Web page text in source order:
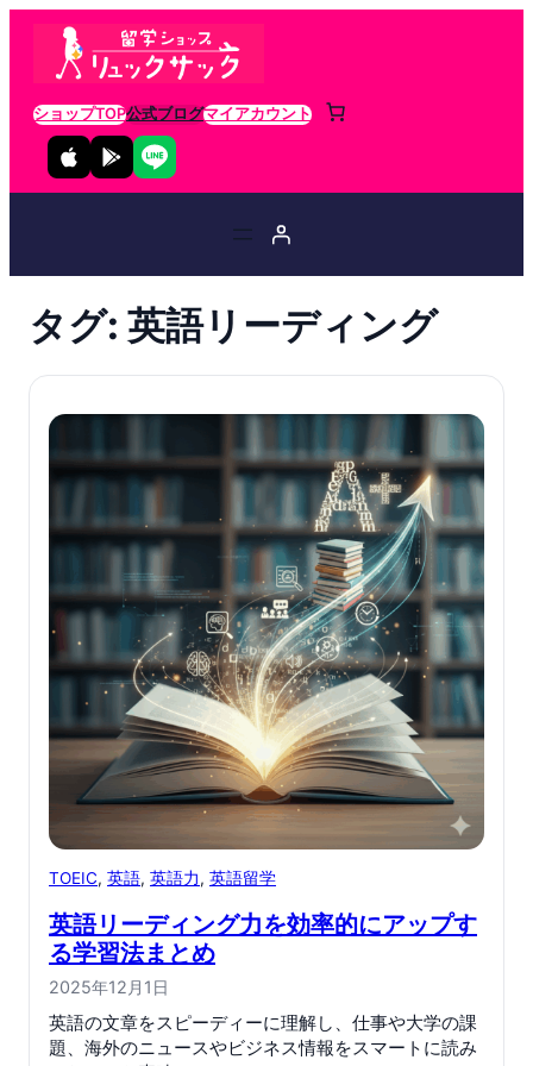
ショップTOP公式ブログマイアカウント
タグ: 英語リーディング
TOEIC, 英語, 英語力, 英語留学
英語リーディング力を効率的にアップす
る学習法まとめ
2025年12月1日
英語の文章をスピーディーに理解し、仕事や大学の課
題、海外のニュースやビジネス情報をスマートに読み